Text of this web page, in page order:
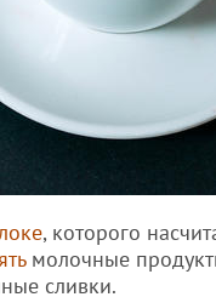
, которого
молочные
сливки.